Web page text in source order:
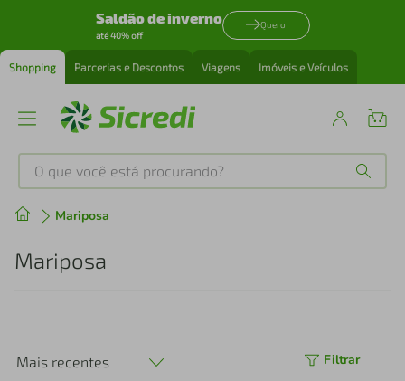
Saldão de inverno
até 40% off
Quero
Shopping Parcerias e Descontos Viagens Imóveis e Veículos
O que você está procurando?
Mariposa
Mariposa
Mais recentes Filtrar
Produtos mais buscados
º
perfume